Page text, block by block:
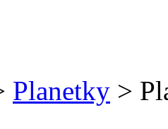
Planetky >